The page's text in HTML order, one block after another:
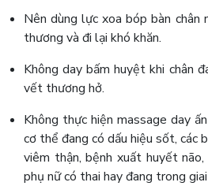
Nên dùng lực xoa bóp bàn chân
thương và đi lại khó khăn.
Không day bấm huyệt khi chân
vết thương hở.
Không thực hiện massage day
cơ thể đang có dấu hiệu sốt, các
viêm thận, bệnh xuất huyết
phụ nữ có thai hay đang trong